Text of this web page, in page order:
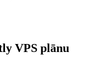
VPS plānu